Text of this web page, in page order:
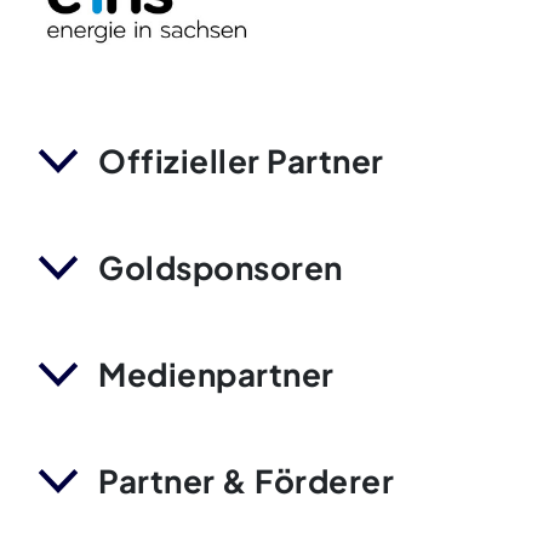
Offizieller Partner
Goldsponsoren
Medienpartner
Partner & Förderer